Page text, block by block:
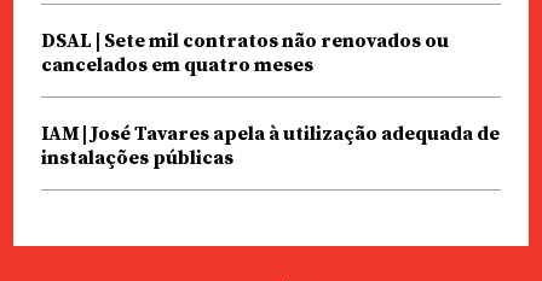
DSAL | Sete mil contratos não renovados ou
cancelados em quatro meses
IAM | José Tavares apela à utilização adequada de
instalações públicas